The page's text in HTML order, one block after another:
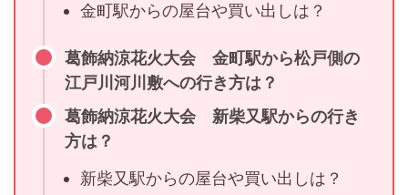
金町駅からの屋台や買い出しは？
葛飾納涼花火大会 金町駅から松戸側の
江戸川河川敷への行き方は？
葛飾納涼花火大会 新柴又駅からの行き
方は？
新柴又駅からの屋台や買い出しは？